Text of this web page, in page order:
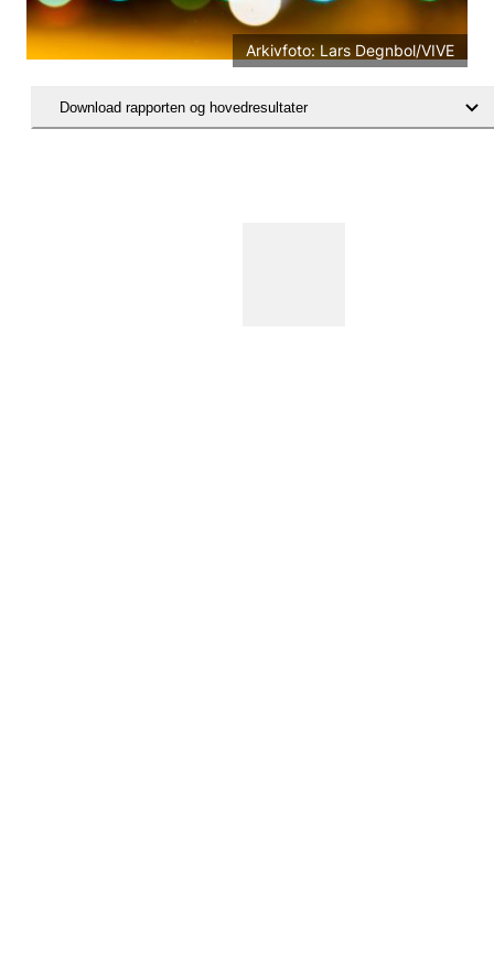
Arkivfoto: Lars Degnbol/VIVE
Download rapporten og hovedresultater